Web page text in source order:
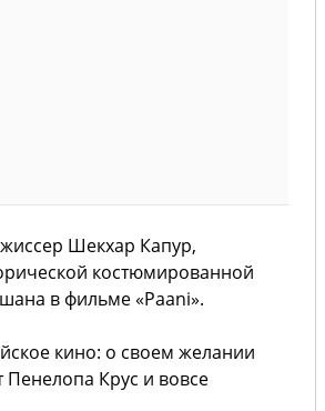
Шекхар Капур,
костюмированной
в фильме «Paani».
кино: о своем желании
Пенелопа Крус и вовсе